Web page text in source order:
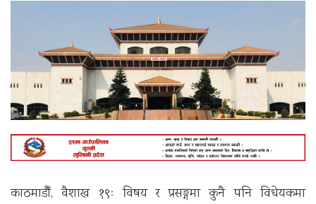
काठमाडौँ, वैशाख १९ः विषय र प्रसङ्गमा कुनै पनि विधेयकमा